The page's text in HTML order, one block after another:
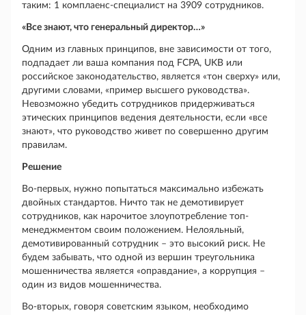
таким: 1 комплаенс-специалист на 3909 сотрудников.
«Все знают, что генеральный директор…»
Одним из главных принципов, вне зависимости от того,
подпадает ли ваша компания под FCPA, UKB или
российское законодательство, является «тон сверху» или,
другими словами, «пример высшего руководства».
Невозможно убедить сотрудников придерживаться
этических принципов ведения деятельности, если «все
знают», что руководство живет по совершенно другим
правилам.
Решение
Во-первых, нужно попытаться максимально избежать
двойных стандартов. Ничто так не демотивирует
сотрудников, как нарочитое злоупотребление топ-
менеджментом своим положением. Нелояльный,
демотивированный сотрудник – это высокий риск. Не
будем забывать, что одной из вершин треугольника
мошенничества является «оправдание», а коррупция –
один из видов мошенничества.
Во-вторых, говоря советским языком, необходимо